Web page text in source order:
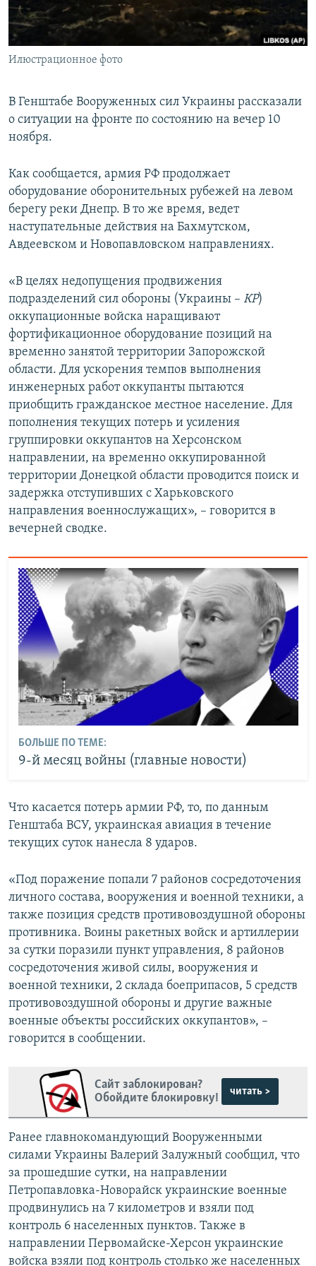
ПОБЕДИТЕЛЕЙ НЕ СУДЯТ?
ELIFBE
ПРИСОЕДИНЯЙТЕСЬ!
Все сайты RFE/RL
Илюстрационное фото
В Генштабе Вооруженных сил Украины рассказали
о ситуации на фронте по состоянию на вечер 10
ноября.
Как сообщается, армия РФ продолжает
оборудование оборонительных рубежей на левом
берегу реки Днепр. В то же время, ведет
наступательные действия на Бахмутском,
Авдеевском и Новопавловском направлениях.
«В целях недопущения продвижения
подразделений сил обороны (Украины – КР)
оккупационные войска наращивают
фортификационное оборудование позиций на
временно занятой территории Запорожской
области. Для ускорения темпов выполнения
инженерных работ оккупанты пытаются
приобщить гражданское местное население. Для
пополнения текущих потерь и усиления
группировки оккупантов на Херсонском
направлении, на временно оккупированной
территории Донецкой области проводится поиск и
задержка отступивших с Харьковского
направления военнослужащих», – говорится в
вечерней сводке.
БОЛЬШЕ ПО ТЕМЕ:
9-й месяц войны (главные новости)
Что касается потерь армии РФ, то, по данным
Генштаба ВСУ, украинская авиация в течение
текущих суток нанесла 8 ударов.
«Под поражение попали 7 районов сосредоточения
личного состава, вооружения и военной техники, а
также позиция средств противовоздушной обороны
противника. Воины ракетных войск и артиллерии
за сутки поразили пункт управления, 8 районов
сосредоточения живой силы, вооружения и
военной техники, 2 склада боеприпасов, 5 средств
противовоздушной обороны и другие важные
военные объекты российских оккупантов», –
говорится в сообщении.
Сайт заблокирован?
Обойдите блокировку!
читать >
Ранее главнокомандующий Вооруженными
силами Украины Валерий Залужный сообщил, что
за прошедшие сутки, на направлении
Петропавловка-Новорайск украинские военные
продвинулись на 7 километров и взяли под
контроль 6 населенных пунктов. Также в
направлении Первомайске-Херсон украинские
войска взяли под контроль столько же населенных